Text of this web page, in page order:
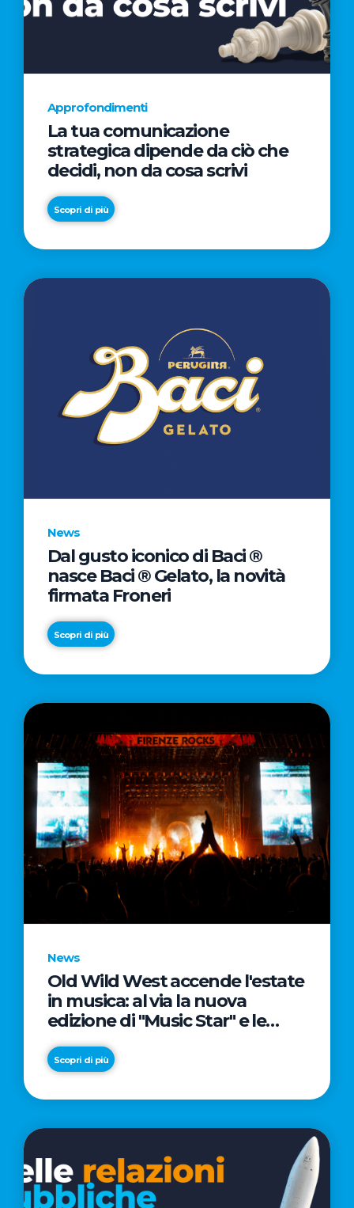
AL
CINEMA
NELLA
CAMPAGNA
REGISTA
PREMIO
OSCAR®
Approfondimenti
La tua comunicazione
strategica dipende da ciò che
decidi, non da cosa scrivi
Scopri di più
News
Dal gusto iconico di Baci ®
nasce Baci ® Gelato, la novità
firmata Froneri
Scopri di più
News
Old Wild West accende l'estate
in musica: al via la nuova
edizione di "Music Star" e le
prestigiose partnership con
Radio Italia e Live Nation
Scopri di più